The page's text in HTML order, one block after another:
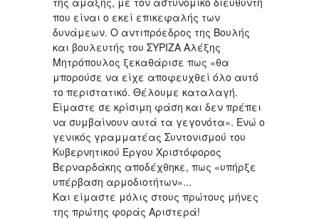
που είναι ο εκεί επικεφαλής των
δυνάμεων. Ο αντιπρόεδρος της Βουλής
και βουλευτής του ΣΥΡΙΖΑ Αλέξης
Μητρόπουλος ξεκαθάρισε πως «θα
μπορούσε να είχε αποφευχθεί όλο αυτό
το περιστατικό. Θέλουμε καταλαγή.
Είμαστε σε κρίσιμη φάση και δεν πρέπει
να συμβαίνουν αυτά τα γεγονότα». Ενώ ο
γενικός γραμματέας Συντονισμού του
Κυβερνητικού Έργου Χριστόφορος
Βερναρδάκης αποδέχθηκε, πως «υπήρξε
υπέρβαση αρμοδιοτήτων»...
Και είμαστε μόλις στους πρώτους μήνες
της πρώτης φοράς Αριστερά!